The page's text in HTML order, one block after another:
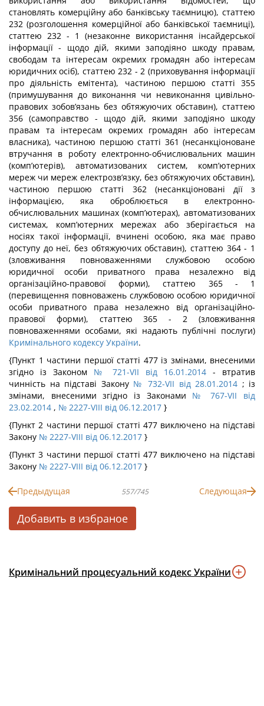
становлять комерційну або банківську таємницю), статтею
232 (розголошення комерційної або банківської таємниці),
статтею 232 - 1 (незаконне використання інсайдерської
інформації - щодо дій, якими заподіяно шкоду правам,
свободам та інтересам окремих громадян або інтересам
юридичних осіб), статтею 232 - 2 (приховування інформації
про діяльність емітента), частиною першою статті 355
(примушування до виконання чи невиконання цивільно-
правових зобов’язань без обтяжуючих обставин), статтею
356 (самоправство - щодо дій, якими заподіяно шкоду
правам та інтересам окремих громадян або інтересам
власника), частиною першою статті 361 (несанкціоноване
втручання в роботу електронно-обчислювальних машин
(комп’ютерів), автоматизованих систем, комп’ютерних
мереж чи мереж електрозв’язку, без обтяжуючих обставин),
частиною першою статті 362 (несанкціоновані дії з
інформацією, яка оброблюється в електронно-
обчислювальних машинах (комп’ютерах), автоматизованих
системах, комп’ютерних мережах або зберігається на
носіях такої інформації, вчинені особою, яка має право
доступу до неї, без обтяжуючих обставин), статтею 364 - 1
(зловживання повноваженнями службовою особою
юридичної особи приватного права незалежно від
організаційно-правової форми), статтею 365 - 1
(перевищення повноважень службовою особою юридичної
особи приватного права незалежно від організаційно-
правової форми), статтею 365 - 2 (зловживання
повноваженнями особами, які надають публічні послуги)
Кримінального кодексу України.
{Пункт 1 частини першої статті 477 із змінами, внесеними
згідно із Законом № 721-VII від 16.01.2014 - втратив
чинність на підставі Закону № 732-VII від 28.01.2014 ; із
змінами, внесеними згідно із Законами № 767-VII від
23.02.2014 , № 2227-VIII від 06.12.2017 }
{Пункт 2 частини першої статті 477 виключено на підставі
Закону № 2227-VIII від 06.12.2017 }
{Пункт 3 частини першої статті 477 виключено на підставі
Закону № 2227-VIII від 06.12.2017 }
Предыдущая 557/745 Следующая
Добавить в избраное
Кримінальний процесуальний кодекс України